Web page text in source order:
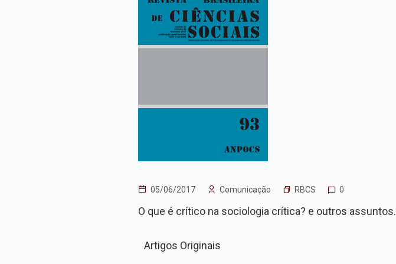
05/06/2017 Comunicação RBCS 0
O que é crítico na sociologia crítica? e outros assuntos.
Artigos Originais